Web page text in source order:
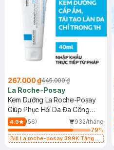
267.000 ₫445.000 ₫
La Roche-Posay
Kem Dưỡng La Roche-Posay
Giúp Phục Hồi Da Đa Công
Dụng 40ml
4.9 (56)
932/tháng
79%
Bill La roche-posay 399K Tặng